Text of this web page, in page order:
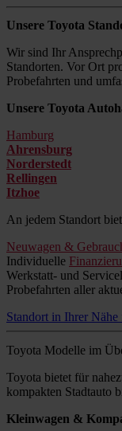
Unsere Toyota
Wir sind Ihr
Standorten. Vor Ort
Probefahrten und
Unsere Toyota
Hamburg
Ahrensburg
Norderstedt
Rellingen
Itzhoe
An jedem Standort
Neuwagen &
Individuelle
Werkstatt- und
Probefahrten aller
Standort in Ihrer Nähe
Toyota Modelle im
Toyota bietet für
kompakten Stadtauto
Kleinwagen &